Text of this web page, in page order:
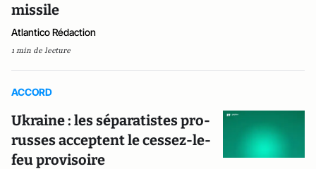
missile
Atlantico Rédaction
1 min de lecture
ACCORD
Ukraine : les séparatistes pro-
russes acceptent le cessez-le-
feu provisoire